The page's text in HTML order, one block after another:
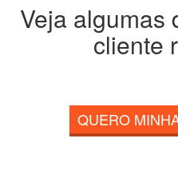
Veja algumas
cliente
QUERO